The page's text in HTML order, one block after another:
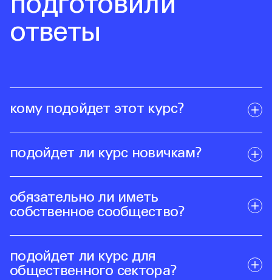
подготовили
ответы
кому подойдет этот курс?
подойдет ли курс новичкам?
обязательно ли иметь
собственное сообщество?
подойдет ли курс для
общественного сектора?